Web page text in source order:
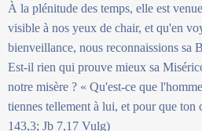
À la plénitude des temps, elle est
visible à nos yeux de chair, et qu'en
bienveillance, nous reconnaissions sa
Est-il rien qui prouve mieux sa
notre misère ? « Qu'est-ce que
tiennes tellement à lui, et pour que ton
143,3; Jb 7,17 Vulg)